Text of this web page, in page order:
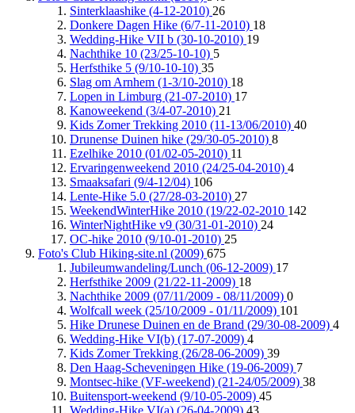
Sinterklaashike (4-12-2010) 26
Donkere Dagen Hike (6/7-11-2010) 18
Wedding-Hike VII b (30-10-2010) 19
Nachthike 10 (23/25-10-10) 5
Herfsthike 5 (9/10-10-10) 35
Slag om Arnhem (1-3/10-2010) 18
Lopen in Limburg (21-07-2010) 17
Kanoweekend (3/4-07-2010) 21
Kids Zomer Trekking 2010 (11-13/06/2010) 40
Drunense Duinen hike (29/30-05-2010) 8
Ezelhike 2010 (01/02-05-2010) 11
Ervaringenweekend 2010 (24/25-04-2010) 4
Smaaksafari (9/4-12/04) 106
Lente-Hike 5.0 (27/28-03-2010) 27
WeekendWinterHike 2010 (19/22-02-2010 142
WinterNightHike v9 (30/31-01-2010) 24
OC-hike 2010 (9/10-01-2010) 25
Foto's Club Hiking-site.nl (2009) 675
Jubileumwandeling/Lunch (06-12-2009) 17
Herfsthike 2009 (21/22-11-2009) 18
Nachthike 2009 (07/11/2009 - 08/11/2009) 0
Wolfcall week (25/10/2009 - 01/11/2009) 101
Hike Drunese Duinen en de Brand (29/30-08-2009) 4
Wedding-Hike VI(b) (17-07-2009) 4
Kids Zomer Trekking (26/28-06-2009) 39
Den Haag-Scheveningen Hike (19-06-2009) 7
Montsec-hike (VF-weekend) (21-24/05/2009) 38
Buitensport-weekend (9/10-05-2009) 45
Wedding-Hike VI(a) (26-04-2009) 43